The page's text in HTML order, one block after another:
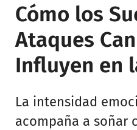
Cómo los
Ataques
Influyen en
La intensidad
acompaña a soñar